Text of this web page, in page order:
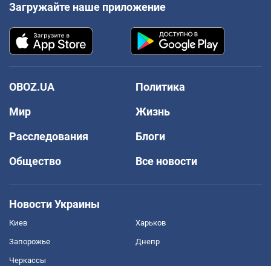
Загружайте наше приложение
OBOZ.UA
Политика
Мир
Жизнь
Расследования
Блоги
Общество
Все новости
Новости Украины
Киев Харьков
Запорожье Днепр
Черкассы